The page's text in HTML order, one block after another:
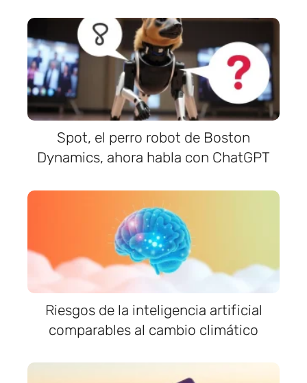
Spot, el perro robot de Boston
Dynamics, ahora habla con ChatGPT
Riesgos de la inteligencia artificial
comparables al cambio climático